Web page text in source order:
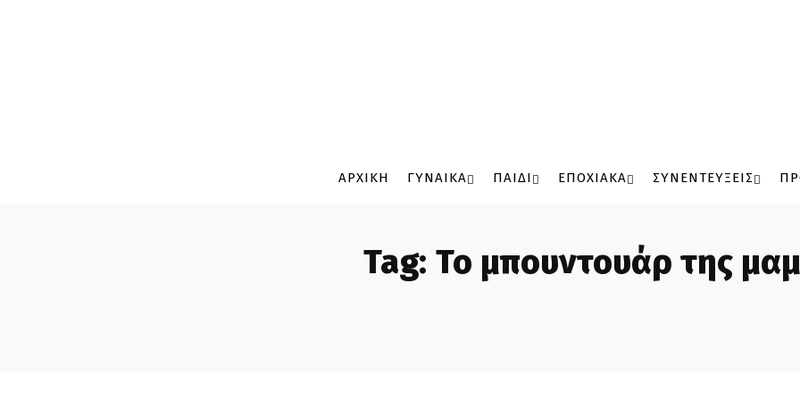
ΑΡΧΙΚΗ ΓΥΝΑΙΚΑ ΠΑΙΔΙ ΕΠΟΧΙΑΚΑ ΣΥΝΕΝΤΕΥΞΕΙΣ
Tag: Το μπουντουάρ της